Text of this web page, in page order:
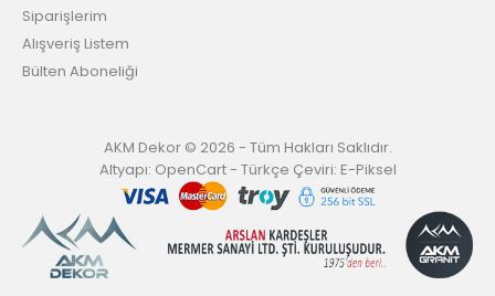
Siparişlerim
Alışveriş Listem
Bülten Aboneliği
AKM Dekor © 2026 - Tüm Hakları Saklıdır.
Altyapı: OpenCart- Türkçe Çeviri: E-Piksel